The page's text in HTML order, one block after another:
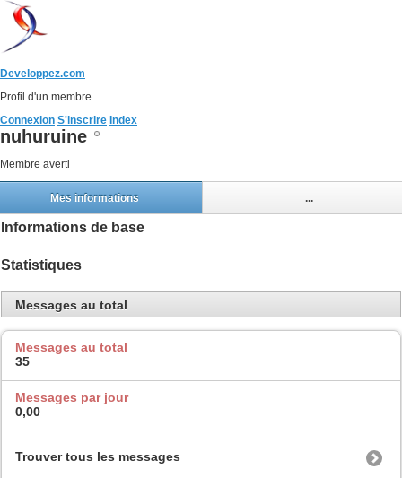
Developpez.com
Profil d'un membre
Connexion S'inscrire Index
nuhuruine
Membre averti
Mes informations ...
Informations de base
Statistiques
Messages au total
Messages au total
35
Messages par jour
0,00
Trouver tous les messages